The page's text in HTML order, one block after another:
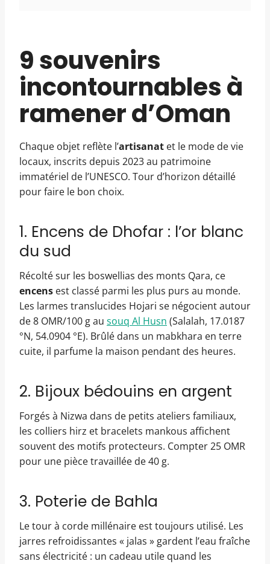
9 souvenirs
incontournables à
ramener d’Oman
Chaque objet reflète l’artisanat et le mode de vie
locaux, inscrits depuis 2023 au patrimoine
immatériel de l’UNESCO. Tour d’horizon détaillé
pour faire le bon choix.
1. Encens de Dhofar : l’or blanc
du sud
Récolté sur les boswellias des monts Qara, ce
encens est classé parmi les plus purs au monde.
Les larmes translucides Hojari se négocient autour
de 8 OMR/100 g au souq Al Husn (Salalah, 17.0187
°N, 54.0904 °E). Brûlé dans un mabkhara en terre
cuite, il parfume la maison pendant des heures.
2. Bijoux bédouins en argent
Forgés à Nizwa dans de petits ateliers familiaux,
les colliers hirz et bracelets mankous affichent
souvent des motifs protecteurs. Compter 25 OMR
pour une pièce travaillée de 40 g.
3. Poterie de Bahla
Le tour à corde millénaire est toujours utilisé. Les
jarres refroidissantes « jalas » gardent l’eau fraîche
sans électricité : un cadeau utile quand les